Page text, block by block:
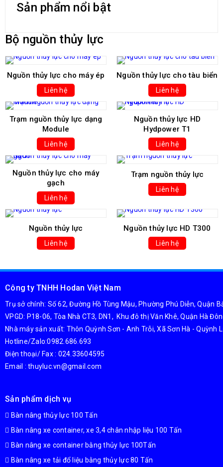
Sản phẩm nổi bật
Bộ nguồn thủy lực
Nguồn thủy lực cho máy ép
Liên hệ
Nguồn thủy lực cho tàu biển
Liên hệ
Trạm nguồn thủy lực dạng
Module
Liên hệ
Nguồn thủy lực HD
Hydpower T1
Liên hệ
Nguồn thủy lực cho máy
gạch
Liên hệ
Trạm nguồn thủy lực
Liên hệ
Nguồn thủy lực
Liên hệ
Nguồn thủy lực HD T300
Liên hệ
Công ty TNHH Hodan Việt Nam
Trụ sở chính: Số 62, Đường Hồ Tùng Mậu, Phường Phú Diễn, Quận
VPGD: P18-06, Tòa Nhà CT3, DN1, Khu đô thị Văn Khê, Quận Hà
Nhà máy sản xuất: Thôn Quỳnh Sơn - Anh Trỗi, Xã Sơn Hà - Quỳnh
Hotline/Zalo:0982.686.693
Điện thoại/ Fax : 024.33604595
Email : thuyluc.vn@gmail.com
Sản phẩm dịch vụ
Bàn nâng thủy lực 100 Tấn
Bàn nâng xe container, xe 3,4 chân nhập liệu 100 Tấn
Bàn nâng xe container bằng thủy lực 100Tấn
Bàn nâng xe tải đổ liệu bằng thủy lực 80 Tấn